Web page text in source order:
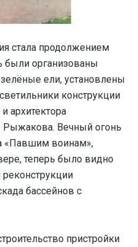
стала продолжением
были организованы
ели, установлены
конструкции
архитектора
Рыжакова. Вечный огонь
«Павшим воинам»,
теперь было видно
бассейнов с
пристройки